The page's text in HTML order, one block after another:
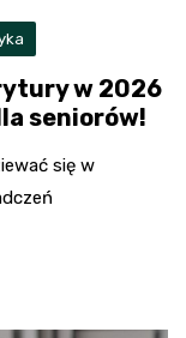
w 2026
seniorów!
się w